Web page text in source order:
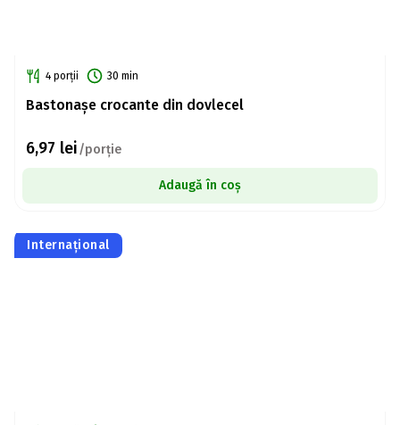
4 porții 30 min
Bastonașe crocante din dovlecel
6,97 lei/porție
Adaugă în coș
Internațional